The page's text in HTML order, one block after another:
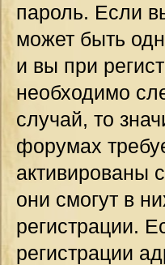
пароль. Если
может быть
и вы при
необходимо
случай, то
форумах
активированы
они смогут в
регистрации.
регистрации